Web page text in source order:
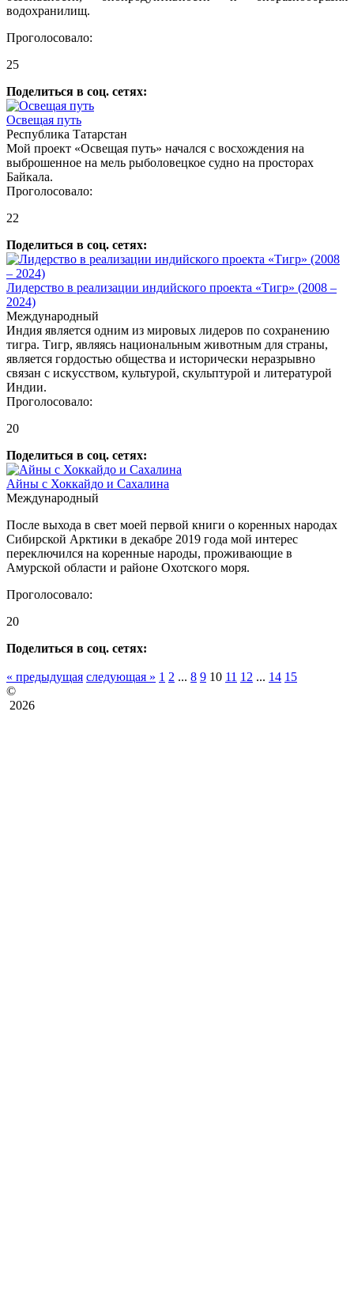
водохранилищ.
Проголосовало:
25
Поделиться в соц. сетях:
Освещая путь
Республика Татарстан
Мой проект «Освещая путь» начался с восхождения на
выброшенное на мель рыболовецкое судно на просторах
Байкала.
Проголосовало:
22
Поделиться в соц. сетях:
Лидерство в реализации индийского проекта «Тигр» (2008 –
2024)
Международный
Индия является одним из мировых лидеров по сохранению
тигра. Тигр, являясь национальным животным для страны,
является гордостью общества и исторически неразрывно
связан с искусством, культурой, скульптурой и литературой
Индии.
Проголосовало:
20
Поделиться в соц. сетях:
Айны с Хоккайдо и Сахалина
Международный
После выхода в свет моей первой книги о коренных народах
Сибирской Арктики в декабре 2019 года мой интерес
переключился на коренные народы, проживающие в
Амурской области и районе Охотского моря.
Проголосовало:
20
Поделиться в соц. сетях:
« предыдущая следующая » 1 2 ... 8 9 10 11 12 ... 14 15
©
2026